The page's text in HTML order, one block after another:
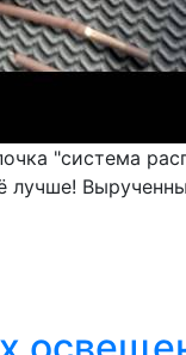
"система
лучше!